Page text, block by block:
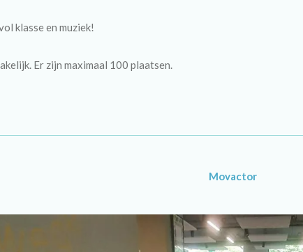
klasse en muziek!
Er zijn maximaal 100 plaatsen.
Movactor